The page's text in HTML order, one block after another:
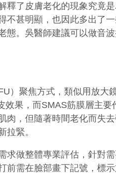
釋了皮膚老化的現象究竟
不甚明顯，也因此多出了
態。吳醫師建議可以做音
）聚焦方式，類似用放大
效果，而SMAS筋膜層主要
肉，但隨著時間老化而失
拉緊。
求做整體專業評估，針對
前需在臉部畫下記號，標